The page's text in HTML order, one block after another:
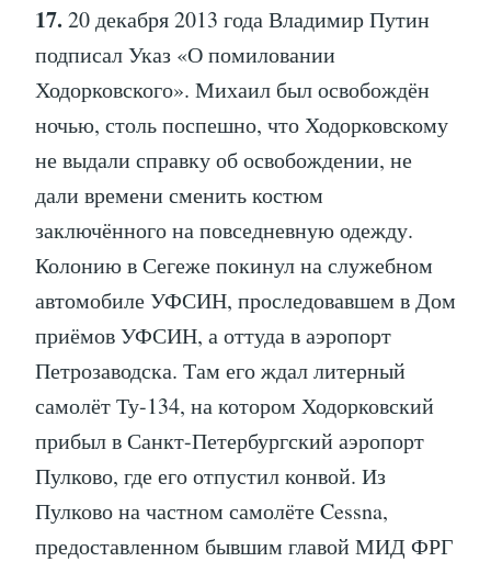
17. 20 декабря 2013 года Владимир Путин
подписал Указ «О помиловании
Ходорковского». Михаил был освобождён
ночью, столь поспешно, что Ходорковскому
не выдали справку об освобождении, не
дали времени сменить костюм
заключённого на повседневную одежду.
Колонию в Сегеже покинул на служебном
автомобиле УФСИН, проследовавшем в Дом
приёмов УФСИН, а оттуда в аэропорт
Петрозаводска. Там его ждал литерный
самолёт Ту-134, на котором Ходорковский
прибыл в Санкт-Петербургский аэропорт
Пулково, где его отпустил конвой. Из
Пулково на частном самолёте Cessna,
предоставленном бывшим главой МИД ФРГ